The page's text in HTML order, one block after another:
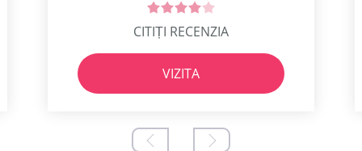
CITIȚI RECENZIA
VIZITA